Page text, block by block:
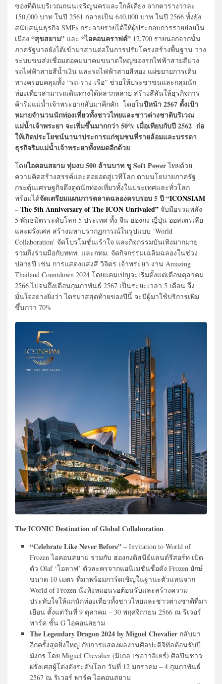
ของที่ดินบริเวณถนนเจริญนครและใกล้เคียง จากตารางวาละ
150,000 บาท ในปี 2561 กลายเป็น 640,000 บาท ในปี 2566 ทั้งยัง
สนับสนุนธุรกิจ SMEs กระจายรายได้ให้ผู้ประกอบการรายย่อยใน
เมือง “สุขสยาม” และ “ไอคอนคราฟต์” 12,700 รายนอกจากนั้น
ภาครัฐบาลยังได้เข้ามาสานต่อในการปรับโครงสร้างพื้นฐาน วาง
ระบบขนส่งเชื่อมต่อคมนาคมขนาดใหญ่ของรถไฟฟ้าสายสีม่วง
รถไฟฟ้าสายสีน้ำเงิน และรถไฟฟ้าสายสีทอง แผ่ขยายการเดิน
ทางครอบคลุมทั้ง “รถ-ราง-เรือ” ช่วยให้ประชาชนและกลุ่มนัก
ท่องเที่ยวสามารถเดินทางได้หลากหลาย สร้างสีสันให้ธุรกิจการ
ค้าริมแม่น้ำเจ้าพระยากลับมาคึกคัก โดยในปีหน้า 2567 ตั้งเป้า
หมายจำนวนนักท่องเที่ยวทั้งชาวไทยและชาวต่างชาติบริเวณ
แม่น้ำเจ้าพระยา จะเพิ่มขึ้นมากกว่า 50% เมื่อเทียบกับปี 2562 ก่อ
ให้เกิดประโยชน์นานาประการแก่ชุมชนที่รายล้อมและบรรดา
ธุรกิจริมแม่น้ำเจ้าพระยาทั้งหมดอีกด้วย
โดยไอคอนสยาม ทุ่มงบ 500 ล้านบาท ชู Soft Powerไทยด้วย
ความคิดสร้างสรรค์และต่อยอดสู่เวทีโลก ตามนโยบายภาครัฐ
กระตุ้นเศรษฐกิจดึงดูดนักท่องเที่ยวทั้งในประเทศและทั่วโลก
พร้อมได้จัดเตรียมแผนการตลาดฉลองครบรอบ 5 ปี “ICONSIAM
– The 5th Anniversary of The ICON Unrivaled” จับมือรวมพลัง
5 พันธมิตรระดับโลก 5 ประเทศ ทั้ง จีน ฮ่องกง ญี่ปุ่น ออสเตรเลีย
และฝรั่งเศส สร้างมหาปรากฏการณ์ในรูปแบบ ‘World
Collaboration’ จัดโปรโมชั่นเร้าใจ และกิจกรรมบันเทิงมากมาย
รวมถึงร่วมมือกับททท. และกทม. จัดกิจกรรมเฉลิมฉลองในช่วง
ปลายปี เช่น การแสดงแสงสี วิจิตร เจ้าพระยา งาน Amazing
Thailand Countdown 2024 โดยแคมเปญจะเริ่มตั้งแต่เดือนตุลาคม
2566 ไปจนถึงเดือนกุมภาพันธ์ 2567 เป็นระยะเวลา 5 เดือน จึง
มั่นใจอย่างยิ่งว่า ไตรมาสสุดท้ายของปีนี้ จะมีผู้มาใช้บริการเพิ่ม
ขึ้นกว่า 70%
The ICONIC Destination of Global Collaboration
“Celebrate Like Never Before” – Invitation to World of
Frozenไอคอนสยาม ร่วมกับ ฮ่องกงดิสนีย์แลนด์รีสอร์ท เปิด
ตัว Olaf ‘โอลาฟ’ ตัวละครจากแอนิเมชันชื่อดัง Frozen ยักษ์
ขนาด 10 เมตร ที่มาพร้อมการ์ดเชิญในฐานะตัวแทนจาก
World of Frozen นั่งพิงหมอนรอต้อนรับและสร้างความ
ประทับใจให้แก่นักท่องเที่ยวทั้งชาวไทยและชาวต่างชาติที่มา
เยือน ตั้งแต่วันที่ 9 ตุลาคม – 30 พฤศจิกายน 2566 ณ ริเวอร์
พาร์ค ชั้น G ไอคอนสยาม
The Legendary Dragon 2024 by Miguel Chevalier กลับมา
อีกครั้งสุดยิ่งใหญ่ กับการแสดงผลงานศิลปะดิจิทัลต้อนรับปี
มังกร โดย Miguel Chevalier (มิเกล เชอวาลิเยร์) ศิลปินชาว
ฝรั่งเศสผู้โด่งดังระดับโลก วันที่ 12 มกราคม – 4 กุมภาพันธ์
2567 ณ ริเวอร์ พาร์ค ไอคอนสยาม